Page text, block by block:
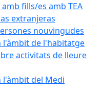
fills/es amb TEA
extranjeras
nouvingudes
l'àmbit de l'habitatge
activitats de lleure
l'àmbit del Medi